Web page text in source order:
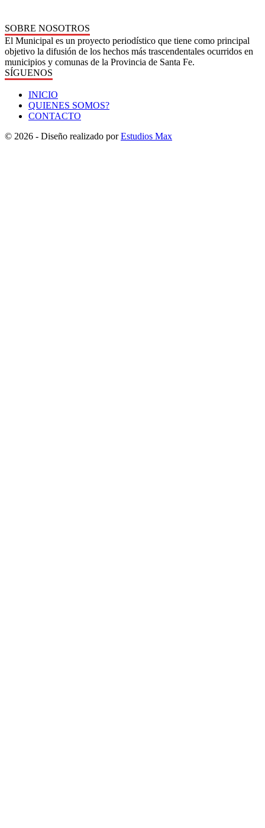
SOBRE NOSOTROS
El Municipal es un proyecto periodístico que tiene como principal
objetivo la difusión de los hechos más trascendentales ocurridos en
municipios y comunas de la Provincia de Santa Fe.
SÍGUENOS
INICIO
QUIENES SOMOS?
CONTACTO
© 2026 - Diseño realizado porEstudios Max